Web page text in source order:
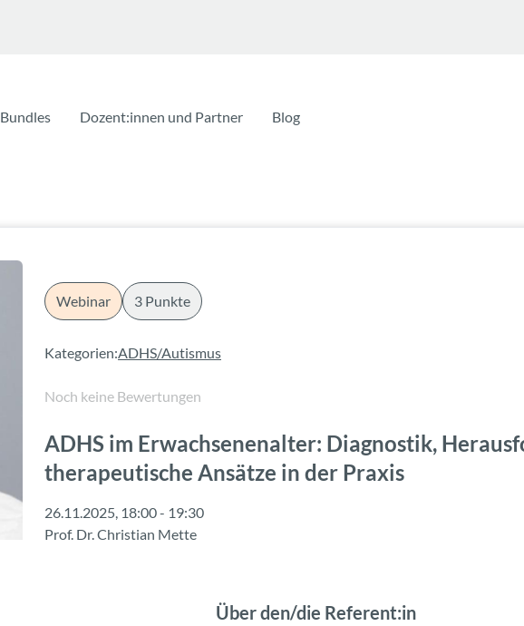
Bundles Dozent:innen und Partner Blog
Webinar 3 Punkte
Kategorien:ADHS/Autismus
Noch keine Bewertungen
ADHS im Erwachsenenalter: Diagnostik,
therapeutische Ansätze in der Praxis
26.11.2025, 18:00 - 19:30
Prof. Dr. Christian Mette
Über den/die Referent:in